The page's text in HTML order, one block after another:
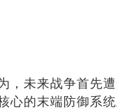
，未来战争首先
的末端防御系